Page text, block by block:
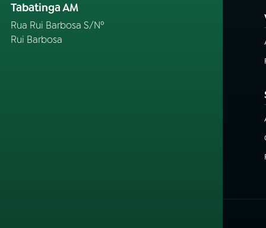
Tabatinga AM
Rua Rui Barbosa S/Nº
Rui Barbosa